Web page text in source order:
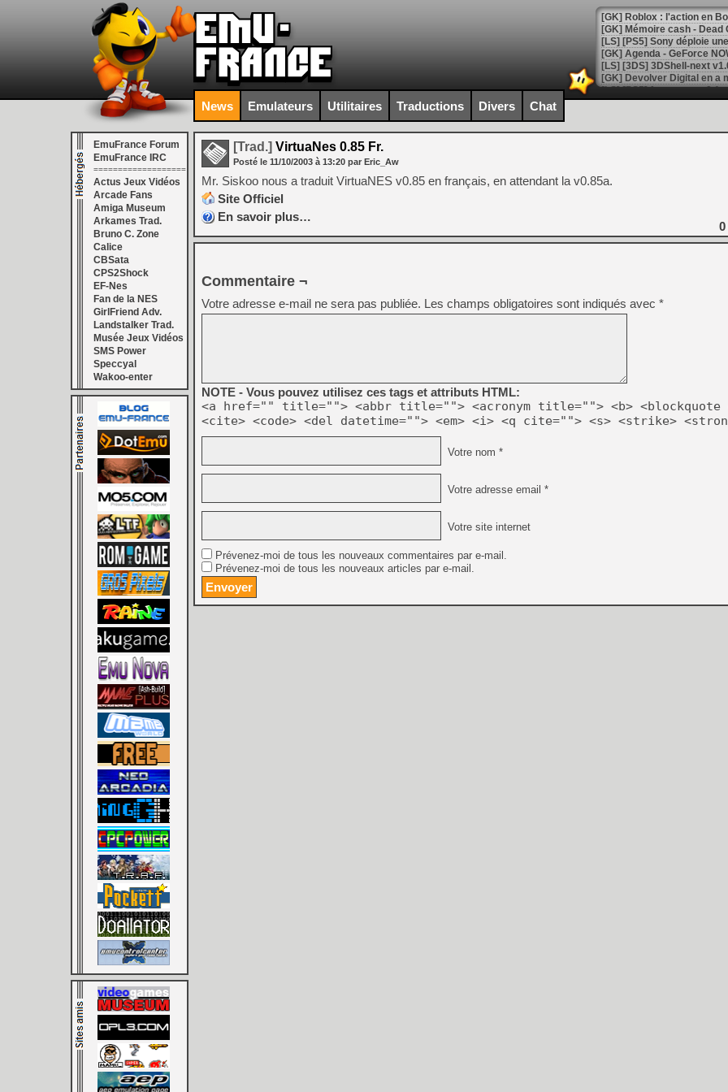
[GK] Roblox : l'action en
[GK] Agenda - GeForce
[GK] Devolver Digital en a
[LS] [PS5] ps5-y2jb-
[GK] Pourquoi Marvel
[GK] Test : Restory : Chill
[GK] GTA 6 : Rockstar
[GK] Hot Wheels Infinite
[GK] Mémoire cash -
[GK] Résultats Nintendo :
[GK] Déjà des
[Mo5] Brickboy cherche à
[GK] Minecraft et ses «
[GK] Beast of
[GK] Ubisoft : fin de partie
[GK] Mémoire cash -
[GK] Dan Houser (GTA)
[GK] Comment EA Sports
[GK] Crimson Moon : un
[GK] Isle of Reveries : le
[GK] Moonlighter 2 : The
[GK] Capcom relance
[Mo5] Deux inédits du
[GK] Le beat'em up The
[GK] Endless Legend 2 :
[LS] [PS5] Le WebKit
[GK] Oubliez Crazy Taxi,
[LS] [Switch] NSZ 5.0.0
[GK] Bethesda fête les 30
News Emulateurs Utilitaires Traductions Divers Chat
EmuFrance Forum
EmuFrance IRC
===================
Actus Jeux Vidéos
Arcade Fans
Amiga Museum
Arkames Trad.
Bruno C. Zone
Calice
CBSata
CPS2Shock
EF-Nes
Fan de la NES
GirlFriend Adv.
Landstalker Trad.
Musée Jeux Vidéos
SMS Power
Speccyal
Wakoo-enter
[Trad.] VirtuaNes 0.85 Fr.
Posté le 11/10/2003 à 13:20 par Eric_Aw
Mr. Siskoo nous a traduit VirtuaNES v0.85 en français, en attendant la v0.85a.
Site Officiel
En savoir plus…
0
Commentaire ¬
Votre adresse e-mail ne sera pas publiée. Les champs obligatoires sont indiqués avec *
NOTE - Vous pouvez utilisez ces tags et attributs HTML:
<a href="" title=""> <abbr title=""> <acronym title=""> <b> <blockquote
<cite> <code> <del datetime=""> <em> <i> <q cite=""> <s> <strike>
Votre nom *
Votre adresse email *
Votre site internet
Prévenez-moi de tous les nouveaux commentaires par e-mail.
Prévenez-moi de tous les nouveaux articles par e-mail.